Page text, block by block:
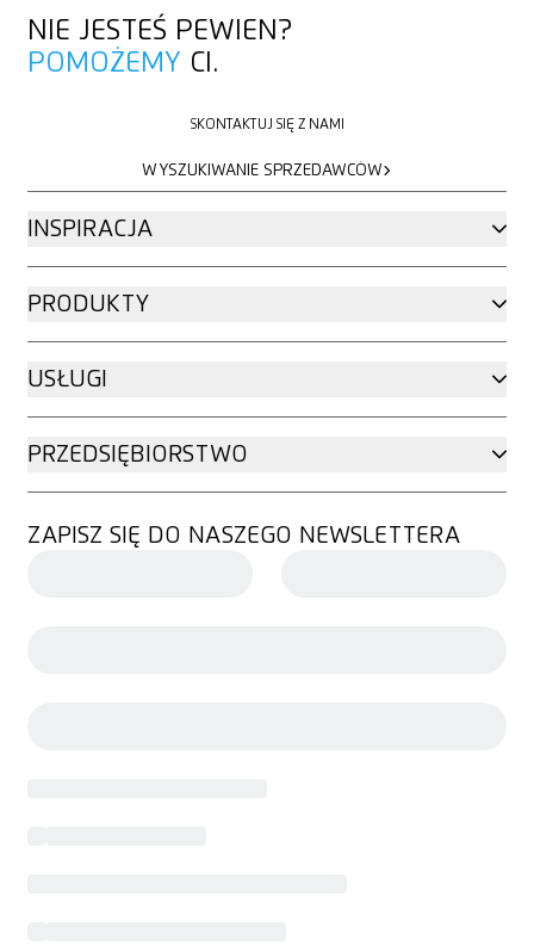
NIE JESTEŚ PEWIEN?
POMOŻEMY CI.
SKONTAKTUJ SIĘ Z NAMI
WYSZUKIWANIE SPRZEDAWCÓW
INSPIRACJA
PRODUKTY
USŁUGI
PRZEDSIĘBIORSTWO
ZAPISZ SIĘ DO NASZEGO NEWSLETTERA